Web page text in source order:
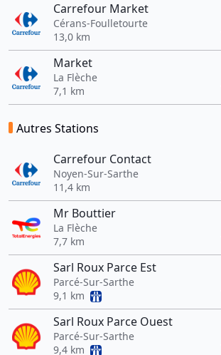
Carrefour Market
Cérans-Foulletourte
13,0 km
Market
La Flèche
7,1 km
Autres Stations
Carrefour Contact
Noyen-Sur-Sarthe
11,4 km
Mr Bouttier
La Flèche
7,7 km
Sarl Roux Parce Est
Parcé-Sur-Sarthe
9,1 km
Sarl Roux Parce Ouest
Parcé-Sur-Sarthe
9,4 km